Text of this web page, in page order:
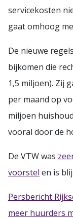
servicekosten
gaat omhoog
De nieuwe
bijkomen die
1,5 miljoen). Zij
per maand op
miljoen
vooral door de
De VTW was
voorstel en is
Persbericht
meer huurders